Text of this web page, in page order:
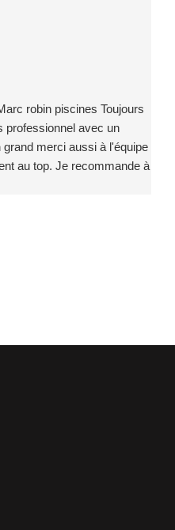
robin piscines Toujours
professionnel avec un
merci aussi à l'équipe
au top. Je recommande à